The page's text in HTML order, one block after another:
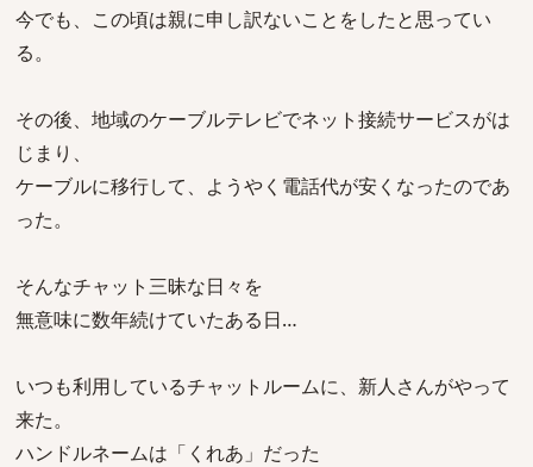
今でも、この頃は親に申し訳ないことをしたと思ってい
る。
その後、地域のケーブルテレビでネット接続サービスがは
じまり、
ケーブルに移行して、ようやく電話代が安くなったのであ
った。
そんなチャット三昧な日々を
無意味に数年続けていたある日…
いつも利用しているチャットルームに、新人さんがやって
来た。
ハンドルネームは「くれあ」だった